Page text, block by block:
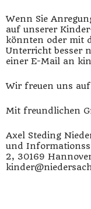
Wenn Sie
auf unserer
könnten oder mit
Unterricht besser
einer E-Mail an
Wir freuen uns auf
Mit freundlichen
Axel Steding
und
2, 30169